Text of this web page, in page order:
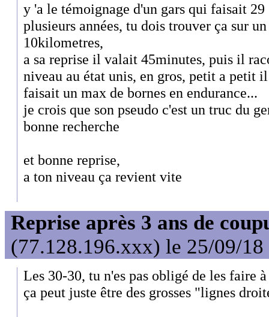
y 'a le témoignage d'un gars qui faisait
plusieurs années, tu dois trouver ça sur
10kilometres,
a sa reprise il valait 45minutes, puis il
niveau au état unis, en gros, petit a petit
faisait un max de bornes en endurance...
je crois que son pseudo c'est un truc du
bonne recherche
et bonne reprise,
a ton niveau ça revient vite
Reprise après 3 ans de
(77.128.196.xxx) le 25/09/18
Les 30-30, tu n'es pas obligé de les faire
ça peut juste être des grosses "lignes